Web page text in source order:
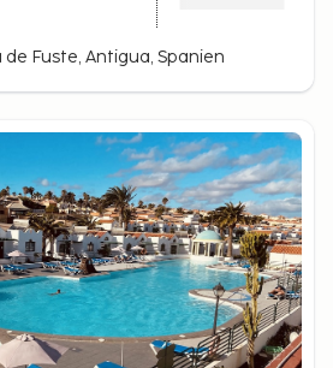
Fuste, Antigua, Spanien